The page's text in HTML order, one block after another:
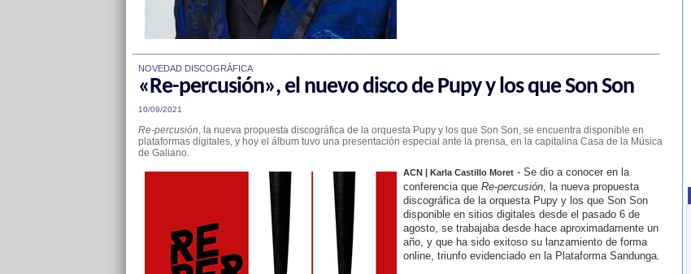
NOVEDAD DISCOGRÁFICA
«Re-percusión», el nuevo disco de Pupy y los que Son Son
10/09/2021
Re-percusión, la nueva propuesta discográfica de la orquesta Pupy y los que Son Son, se encuentra disponible en
plataformas digitales, y hoy el álbum tuvo una presentación especial ante la prensa, en la capitalina Casa de la Música
de Galiano.
ACN | Karla Castillo Moret - Se dio a conocer en la
conferencia que Re-percusión, la nueva propuesta
discográfica de la orquesta Pupy y los que Son Son
disponible en sitios digitales desde el pasado 6 de
agosto, se trabajaba desde hace aproximadamente un
año, y que ha sido exitoso su lanzamiento de forma
online, triunfo evidenciado en la Plataforma Sandunga.